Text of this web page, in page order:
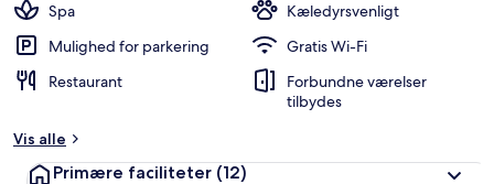
Spa
Kæledyrsvenligt
Mulighed for parkering
Gratis Wi-Fi
Restaurant
Forbundne værelser
tilbydes
Vis alle
Primære faciliteter (12)